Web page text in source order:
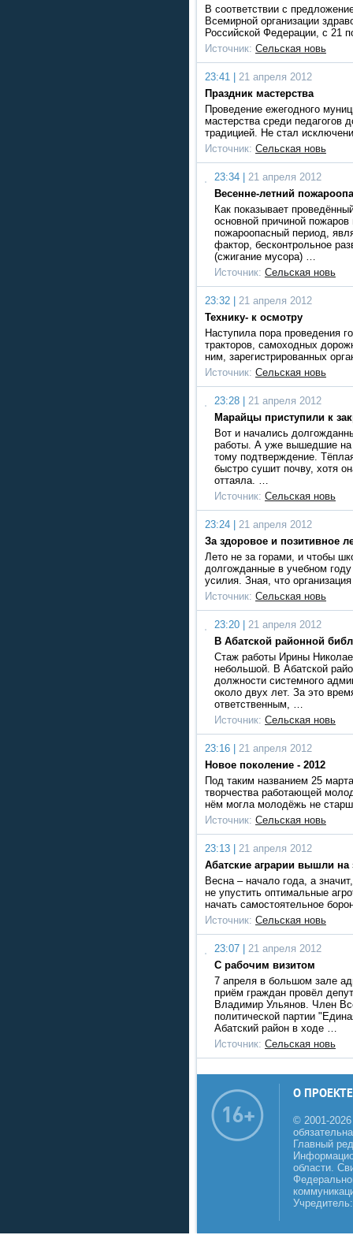
В соответствии с
Всемирной организации
Российской Федерации, с 21
Источник: Сельская новь
23:41 |
21 апреля 2012
Праздник мастерства
Проведение ежегодного
мастерства среди педагогов
традицией. Не стал
Источник: Сельская новь
23:34 |
21 апреля 2012
Весенне-летний
Как показывает
основной причиной пожаров
пожароопасный период,
фактор, бесконтрольное
(сжигание мусора) …
Источник: Сельская новь
23:32 |
21 апреля 2012
Технику- к осмотру
Наступила пора проведения
тракторов, самоходных
ним, зарегистрированных
Источник: Сельская новь
23:28 |
21 апреля 2012
Марайцы приступили к
Вот и начались
работы. А уже вышедшие на
тому подтверждение.
быстро сушит почву, хотя
оттаяла. …
Источник: Сельская новь
23:24 |
21 апреля 2012
За здоровое и позитивное
Лето не за горами, и чтобы
долгожданные в учебном
усилия. Зная, что
Источник: Сельская новь
23:20 |
21 апреля 2012
В Абатской районной
Стаж работы Ирины
небольшой. В Абатской
должности системного
около двух лет. За это
ответственным, …
Источник: Сельская новь
23:16 |
21 апреля 2012
Новое поколение - 2012
Под таким названием 25
творчества работающей
нём могла молодёжь не
Источник: Сельская новь
23:13 |
21 апреля 2012
Абатские аграрии вышли на
Весна – начало года, а
не упустить оптимальные
начать самостоятельное
Источник: Сельская новь
23:07 |
21 апреля 2012
С рабочим визитом
7 апреля в большом зале
приём граждан провёл
Владимир Ульянов. Член
политической партии
Абатский район в ходе …
Источник: Сельская новь
О ПРОЕКТЕ
© 2001-
Главный
области.